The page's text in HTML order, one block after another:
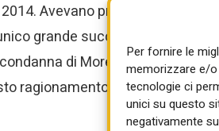
Per fornire le
memorizzare e/
tecnologie ci
unici su questo
negativamente
Avevano progetti visionari
grande successo
di Moretti per
ragionamento.